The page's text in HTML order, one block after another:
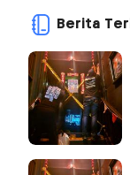
Berita